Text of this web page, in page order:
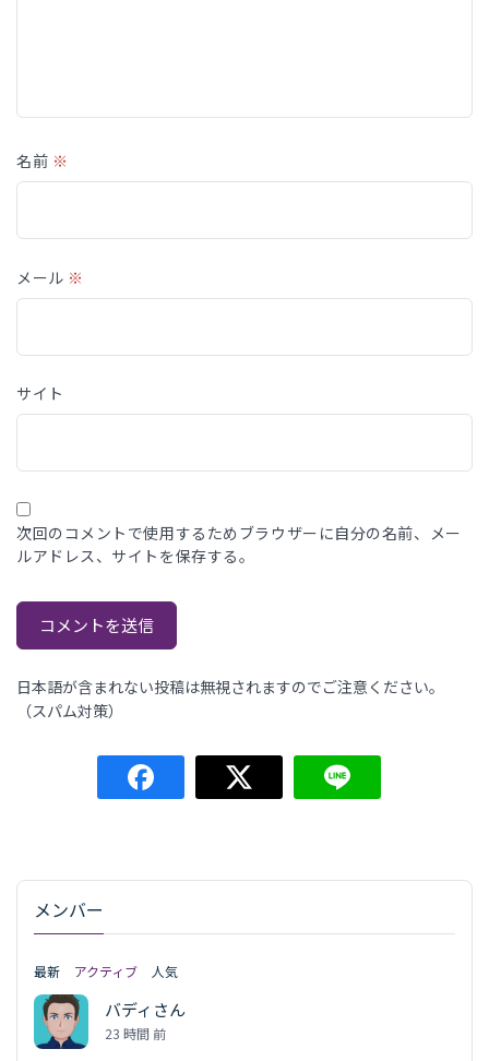
名前 ※
メール ※
サイト
次回のコメントで使用するためブラウザーに自分の名前、メー
ルアドレス、サイトを保存する。
日本語が含まれない投稿は無視されますのでご注意ください。
（スパム対策）
メンバー
最新 アクティブ 人気
バディさん
23 時間 前